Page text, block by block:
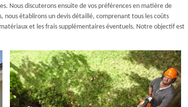
Nous discuterons ensuite de vos préférences en matière de
établirons un devis détaillé, comprenant tous les coûts
et les frais supplémentaires éventuels. Notre objectif est